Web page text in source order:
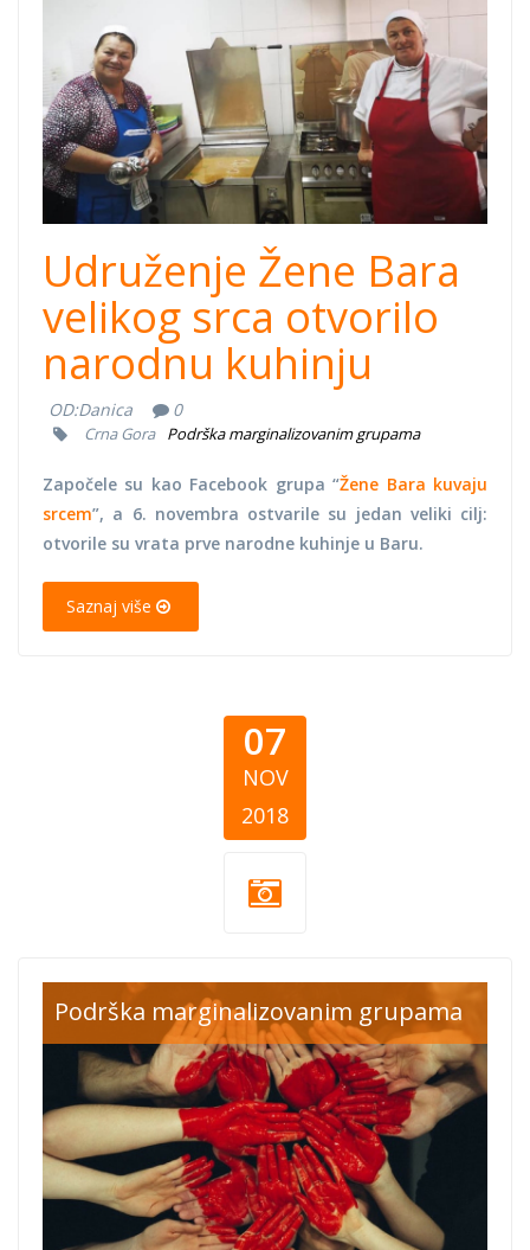
Udruženje Žene Bara
velikog srca otvorilo
narodnu kuhinju
OD:Danica 0
Crna Gora Podrška marginalizovanim grupama
Započele su kao Facebook grupa “Žene Bara kuvaju
srcem”, a 6. novembra ostvarile su jedan veliki cilj:
otvorile su vrata prve narodne kuhinje u Baru.
Saznaj više
07
NOV
2018
Podrška marginalizovanim grupama